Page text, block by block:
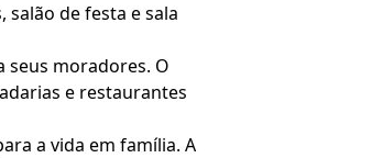
de festa e sala
seus moradores. O
e restaurantes
a vida em família. A